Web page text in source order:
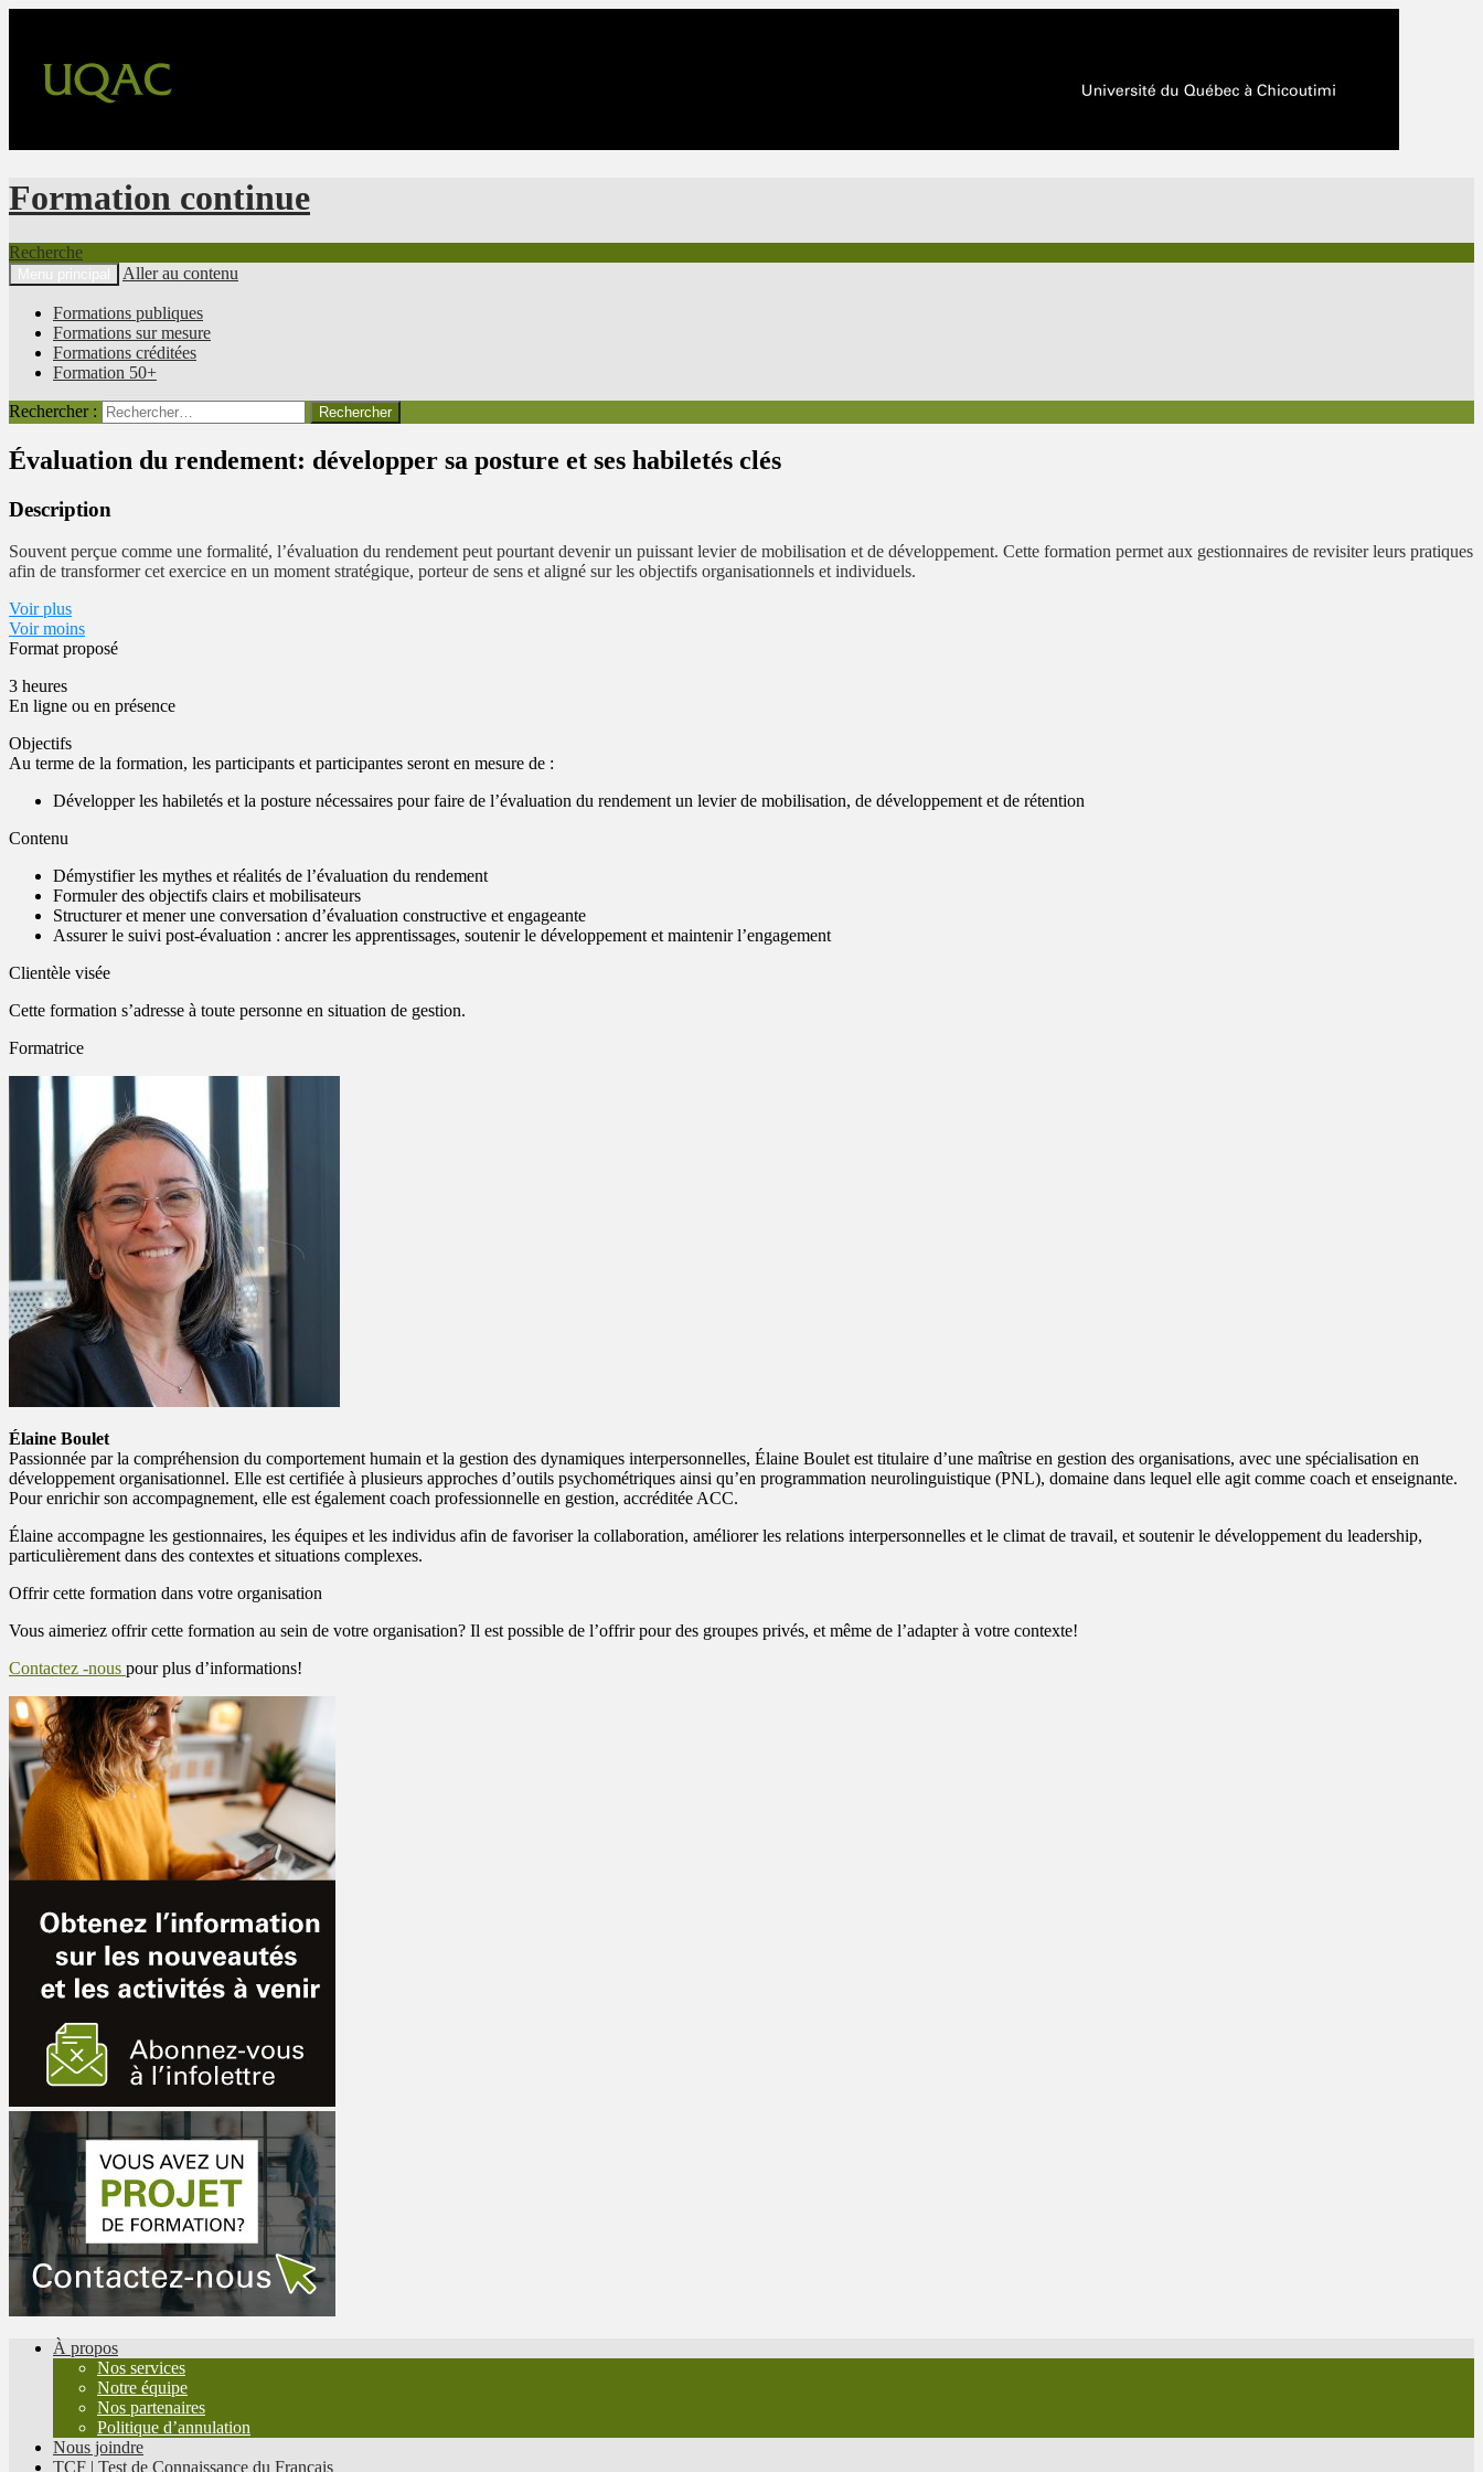
Formation continue
Recherche
Menu principal Aller au contenu
Formations publiques
Formations sur mesure
Formations créditées
Formation 50+
Rechercher :
Évaluation du rendement: développer sa posture et ses habiletés clés
Description
Souvent perçue comme une formalité, l’évaluation du rendement peut pourtant devenir un puissant levier de mobilisation et de développement. Cette formation permet aux gestionnaires de revisiter leurs pratiques
afin de transformer cet exercice en un moment stratégique, porteur de sens et aligné sur les objectifs organisationnels et individuels.
Voir plus
Voir moins
Format proposé
3 heures
En ligne ou en présence
Objectifs
Au terme de la formation, les participants et participantes seront en mesure de :
Développer les habiletés et la posture nécessaires pour faire de l’évaluation du rendement un levier de mobilisation, de développement et de rétention
Contenu
Démystifier les mythes et réalités de l’évaluation du rendement
Formuler des objectifs clairs et mobilisateurs
Structurer et mener une conversation d’évaluation constructive et engageante
Assurer le suivi post-évaluation : ancrer les apprentissages, soutenir le développement et maintenir l’engagement
Clientèle visée
Cette formation s’adresse à toute personne en situation de gestion.
Formatrice
Élaine Boulet
Passionnée par la compréhension du comportement humain et la gestion des dynamiques interpersonnelles, Élaine Boulet est titulaire d’une maîtrise en gestion des organisations, avec une spécialisation en
développement organisationnel. Elle est certifiée à plusieurs approches d’outils psychométriques ainsi qu’en programmation neurolinguistique (PNL), domaine dans lequel elle agit comme coach et enseignante.
Pour enrichir son accompagnement, elle est également coach professionnelle en gestion, accréditée ACC.
Élaine accompagne les gestionnaires, les équipes et les individus afin de favoriser la collaboration, améliorer les relations interpersonnelles et le climat de travail, et soutenir le développement du leadership,
particulièrement dans des contextes et situations complexes.
Offrir cette formation dans votre organisation
Vous aimeriez offrir cette formation au sein de votre organisation? Il est possible de l’offrir pour des groupes privés, et même de l’adapter à votre contexte!
Contactez -nous pour plus d’informations!
À propos
Nos services
Notre équipe
Nos partenaires
Politique d’annulation
Nous joindre
TCF | Test de Connaissance du Français